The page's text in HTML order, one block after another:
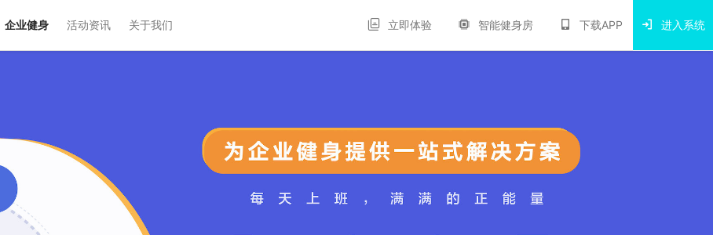
企业健身 活动资讯 关于我们 立即体验 智能健身房 下载APP 进入系统